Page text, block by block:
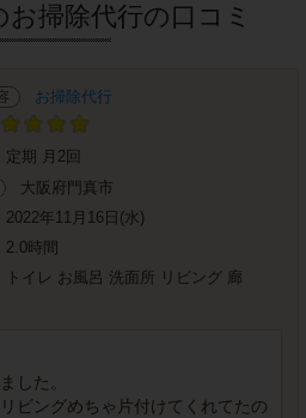
お掃除代行の口コミ
お掃除代行
定期 月2回
大阪府門真市
2022年11月16日(水)
2.0時間
トイレ お風呂 洗面所 リビング 廊
した。
ビングめちゃ片付けてくれてたの